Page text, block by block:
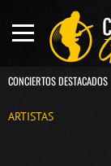
CONCIERTOS DESTACADOS
ARTISTAS